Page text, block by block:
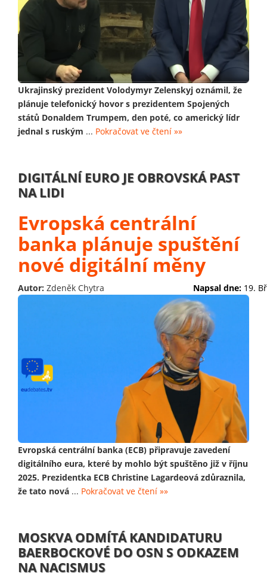
Ukrajinský prezident Volodymyr Zelenskyj oznámil, že
plánuje telefonický hovor s prezidentem Spojených
států Donaldem Trumpem, den poté, co americký lídr
jednal s ruským ... Pokračovat ve čtení »»
DIGITÁLNÍ EURO JE OBROVSKÁ PAST
NA LIDI
Evropská centrální
banka plánuje spuštění
nové digitální měny
Autor: Zdeněk Chytra Napsal dne: 19.
Evropská centrální banka (ECB) připravuje zavedení
digitálního eura, které by mohlo být spuštěno již v říjnu
2025. Prezidentka ECB Christine Lagardeová zdůraznila,
že tato nová ... Pokračovat ve čtení »»
MOSKVA ODMÍTÁ KANDIDATURU
BAERBOCKOVÉ DO OSN S ODKAZEM
NA NACISMUS